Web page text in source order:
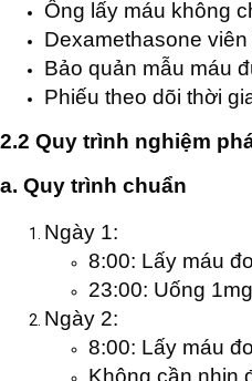
Ống lấy máu không
Dexamethasone
Bảo quản mẫu máu
Phiếu theo dõi thời
2.2 Quy trình nghiệm
a. Quy trình chuẩn
Ngày 1:
8:00: Lấy máu
23:00: Uống
Ngày 2:
8:00: Lấy máu
Không cần nhịn